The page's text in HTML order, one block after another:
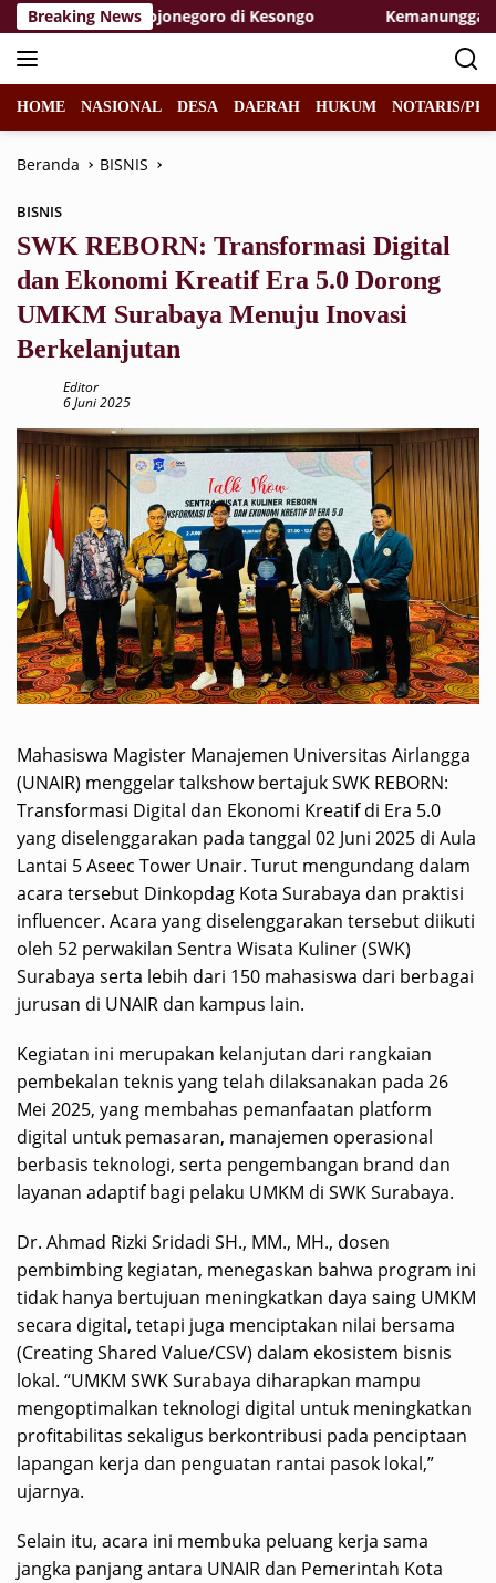
Langsung
ke
konten
Breaking News
129 Bojonegoro di Kesongo Kemanunggalan di
HOME NASIONAL DESA DAERAH HUKUM NOTARIS/
Beranda BISNIS
BISNIS
SWK REBORN: Transformasi Digital
dan Ekonomi Kreatif Era 5.0 Dorong
UMKM Surabaya Menuju Inovasi
Berkelanjutan
Editor
6 Juni 2025
Mahasiswa Magister Manajemen Universitas Airlangga
(UNAIR) menggelar talkshow bertajuk SWK REBORN:
Transformasi Digital dan Ekonomi Kreatif di Era 5.0
yang diselenggarakan pada tanggal 02 Juni 2025 di Aula
Lantai 5 Aseec Tower Unair. Turut mengundang dalam
acara tersebut Dinkopdag Kota Surabaya dan praktisi
influencer. Acara yang diselenggarakan tersebut diikuti
oleh 52 perwakilan Sentra Wisata Kuliner (SWK)
Surabaya serta lebih dari 150 mahasiswa dari berbagai
jurusan di UNAIR dan kampus lain.
Kegiatan ini merupakan kelanjutan dari rangkaian
pembekalan teknis yang telah dilaksanakan pada 26
Mei 2025, yang membahas pemanfaatan platform
digital untuk pemasaran, manajemen operasional
berbasis teknologi, serta pengembangan brand dan
layanan adaptif bagi pelaku UMKM di SWK Surabaya.
Dr. Ahmad Rizki Sridadi SH., MM., MH., dosen
pembimbing kegiatan, menegaskan bahwa program ini
tidak hanya bertujuan meningkatkan daya saing UMKM
secara digital, tetapi juga menciptakan nilai bersama
(Creating Shared Value/CSV) dalam ekosistem bisnis
lokal. “UMKM SWK Surabaya diharapkan mampu
mengoptimalkan teknologi digital untuk meningkatkan
profitabilitas sekaligus berkontribusi pada penciptaan
lapangan kerja dan penguatan rantai pasok lokal,”
ujarnya.
Selain itu, acara ini membuka peluang kerja sama
jangka panjang antara UNAIR dan Pemerintah Kota